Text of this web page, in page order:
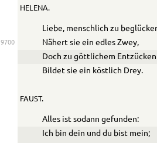
HELENA.
Liebe, menschlich zu
9700
Nähert sie ein edles Zwey,
Doch zu göttlichem Entzücken
Bildet sie ein köstlich Drey.
FAUST.
Alles ist sodann gefunden:
Ich bin dein und du bist mein;